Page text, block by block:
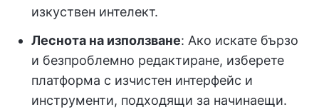
изкуствен интелект.
Леснота на използване: Ако искате бързо
и безпроблемно редактиране, изберете
платформа с изчистен интерфейс и
инструменти, подходящи за начинаещи.